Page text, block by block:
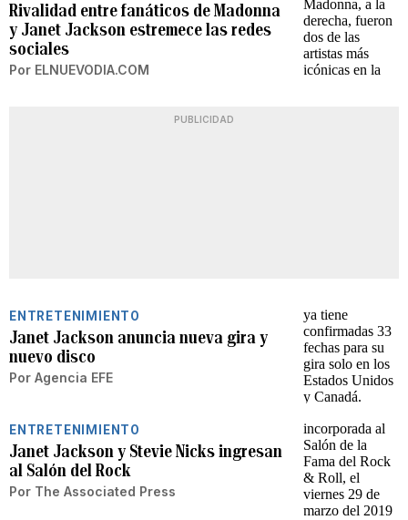
Rivalidad entre fanáticos de Madonna
y Janet Jackson estremece las redes
sociales
Por ELNUEVODIA.COM
PUBLICIDAD
ENTRETENIMIENTO
Janet Jackson anuncia nueva gira y
nuevo disco
Por Agencia EFE
ENTRETENIMIENTO
Janet Jackson y Stevie Nicks ingresan
al Salón del Rock
Por The Associated Press